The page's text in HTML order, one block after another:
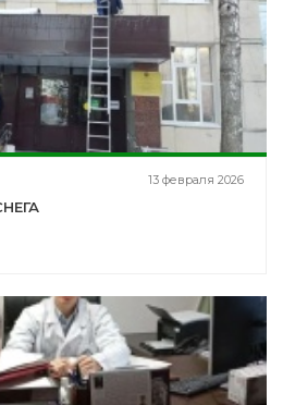
13 февраля 2026